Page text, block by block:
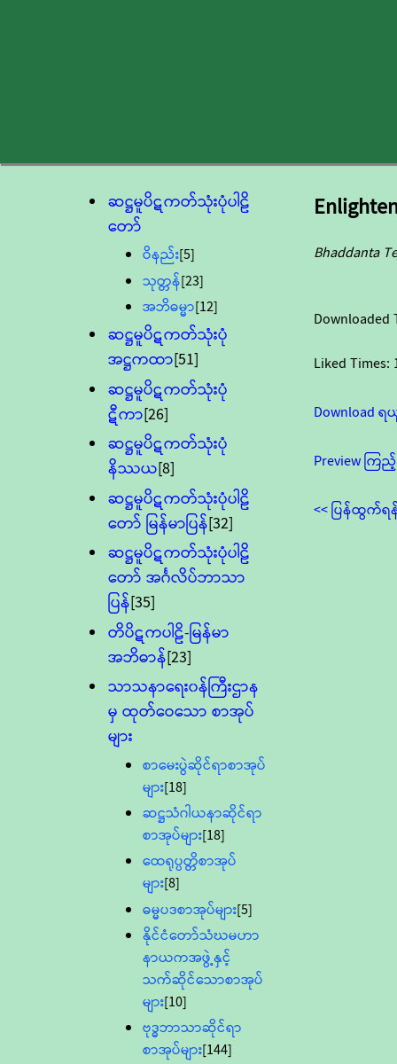
ဆဋ္ဌမူပိဋကတ်သုံးပုံပါဠိ
တော်
ဝိနည်း[5]
သုတ္တန်[23]
အဘိဓမ္မာ[12]
ဆဋ္ဌမူပိဋကတ်သုံးပုံ
အဋ္ဌကထာ[51]
ဆဋ္ဌမူပိဋကတ်သုံးပုံ
ဋီကာ[26]
ဆဋ္ဌမူပိဋကတ်သုံးပုံ
နိဿယ[8]
ဆဋ္ဌမူပိဋကတ်သုံးပုံပါဠိ
တော် မြန်မာပြန်[32]
ဆဋ္ဌမူပိဋကတ်သုံးပုံပါဠိ
တော် အင်္ဂလိပ်ဘာသာ
ပြန်[35]
တိပိဋကပါဠိ-မြန်မာ
အဘိဓာန်[23]
သာသနာရေး၀န်ကြီးဌာန
မှ ထုတ်ဝေသော စာအုပ်
များ
စာမေးပွဲဆိုင်ရာစာအုပ်
များ[18]
ဆဋ္ဌသံဂါယနာဆိုင်ရာ
စာအုပ်များ[18]
ထေရုပ္ပတ္တိစာအုပ်
များ[8]
ဓမ္မပဒစာအုပ်များ[5]
နိုင်ငံတော်သံဃမဟာ
နာယကအဖွဲ့နှင့်
သက်ဆိုင်သောစာအုပ်
များ[10]
ဗုဒ္ဓဘာသာဆိုင်ရာ
စာအုပ်များ[144]
Bhaddanta
Downloaded
Liked Times:
Download
Preview ကြ
<< ပြန်ထွက်ရ